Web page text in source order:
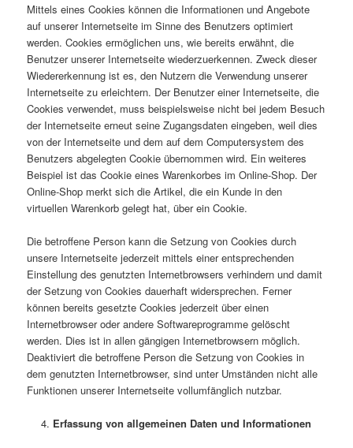
Mittels eines Cookies können die Informationen und Angebote
auf unserer Internetseite im Sinne des Benutzers optimiert
werden. Cookies ermöglichen uns, wie bereits erwähnt, die
Benutzer unserer Internetseite wiederzuerkennen. Zweck dieser
Wiedererkennung ist es, den Nutzern die Verwendung unserer
Internetseite zu erleichtern. Der Benutzer einer Internetseite, die
Cookies verwendet, muss beispielsweise nicht bei jedem Besuch
der Internetseite erneut seine Zugangsdaten eingeben, weil dies
von der Internetseite und dem auf dem Computersystem des
Benutzers abgelegten Cookie übernommen wird. Ein weiteres
Beispiel ist das Cookie eines Warenkorbes im Online-Shop. Der
Online-Shop merkt sich die Artikel, die ein Kunde in den
virtuellen Warenkorb gelegt hat, über ein Cookie.
Die betroffene Person kann die Setzung von Cookies durch
unsere Internetseite jederzeit mittels einer entsprechenden
Einstellung des genutzten Internetbrowsers verhindern und damit
der Setzung von Cookies dauerhaft widersprechen. Ferner
können bereits gesetzte Cookies jederzeit über einen
Internetbrowser oder andere Softwareprogramme gelöscht
werden. Dies ist in allen gängigen Internetbrowsern möglich.
Deaktiviert die betroffene Person die Setzung von Cookies in
dem genutzten Internetbrowser, sind unter Umständen nicht alle
Funktionen unserer Internetseite vollumfänglich nutzbar.
Erfassung von allgemeinen Daten und Informationen